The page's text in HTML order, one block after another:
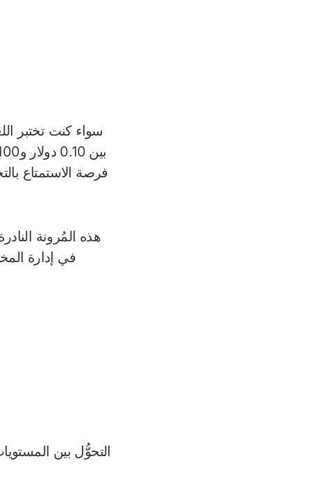
سواء كنت تختبر
فرصة الاستمتاع
هذه المُرونة
في إدارة
التحوُّل بين